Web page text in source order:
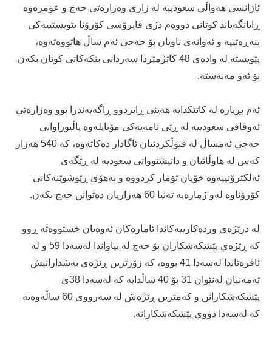
ئاژانسی هه‌واڵی سعودییه‌ له‌ زاری وه‌زاره‌تی حه‌ج و عومره‌وه‌
ڕایانگه‌یاند كوتانی دووه‌م دژی ڤایرۆسی كۆرۆنا پێویستییه‌كی
بنه‌ڕه‌تییه‌ و ئه‌وانه‌ی ناویان بۆ حه‌جی ئه‌م ساڵ هاتووه‌ته‌وه‌،
پێویسته‌ له‌ واده‌ی 48 كاتژمێردا سه‌ردانی بنكه‌كانی كوتان بكه‌ن
بۆ ئه‌و مه‌به‌سته‌.
ئه‌م بڕیاره‌ له‌ كاتێكدایه‌ هه‌ینی ڕابردوو ڕاگه‌یه‌ندرا بوو وه‌زاره‌تی
ئه‌وقافی سعودییه‌ له‌ ڕێى نامه‌یه‌كی مۆبایله‌وه‌ پاڵیوراوانی
حه‌جی ئه‌مساڵ له‌ قبوڵكردنیان ئاگادار ده‌كاته‌وه‌، كه‌ 540 هه‌زار
كه‌س له‌ هاوڵاتیان و دانیشتووانی سعودیه‌ له‌ ڕێگه‌ی
ئه‌لكترۆنییه‌وه‌ خۆیان تۆمار كردووه‌ و به‌هۆی ڕێوشوێنه‌كانی
كۆرۆناوه‌ له‌و ژماره‌یه‌ ته‌نیا 60 هه‌زاریان ده‌توانن حه‌ج بكه‌ن.
له‌ درێژه‌ی ورده‌كارییه‌كاندا ئاماره‌كان ئه‌وه‌یان خستووه‌ته‌ ڕوو
كه‌ ڕێژه‌ی پێشكه‌شكاران بۆ حه‌ج له‌ پیاواندا له‌سه‌دا 59 و له‌
ئافره‌تاندا له‌سه‌دا 41 بووه‌، كه‌ زۆرترین ڕێژه‌ی به‌شدارانیش
ته‌مه‌نیان له‌نێوان 31 بۆ 40 ساڵدایه‌ كه‌ له‌سه‌دا 38ی
پێشكه‌شكارانن و كه‌مترین ڕێژه‌ش له‌ سه‌رووی 60 ساڵه‌وه‌یه‌
كه‌ له‌سه‌دا دووی پێشكه‌شكارانه‌.